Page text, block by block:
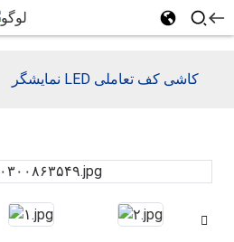
نمایشگر LED کاشی کف تعاملی